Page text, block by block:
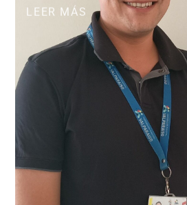
LEER MÁS